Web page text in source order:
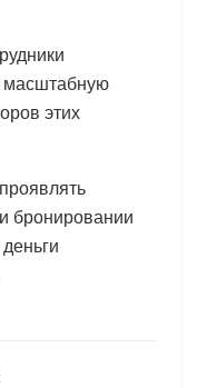
масштабную
этих
бронировании